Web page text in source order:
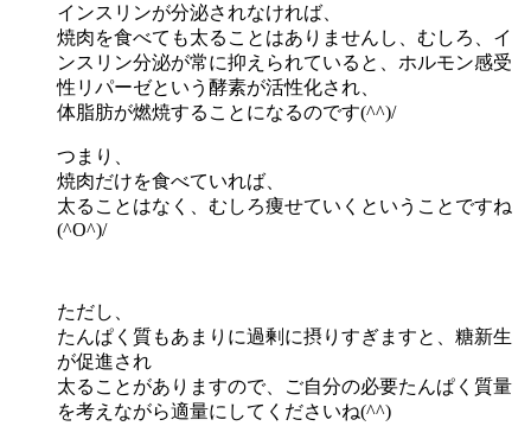
インスリンが分泌されなければ、
焼肉を食べても太ることはありませんし、むしろ、イ
ンスリン分泌が常に抑えられていると、ホルモン感受
性リパーゼという酵素が活性化され、
体脂肪が燃焼することになるのです(^^)/
つまり、
焼肉だけを食べていれば、
太ることはなく、むしろ痩せていくということですね
(^O^)/
ただし、
たんぱく質もあまりに過剰に摂りすぎますと、糖新生
が促進され
太ることがありますので、ご自分の必要たんぱく質量
を考えながら適量にしてくださいね(^^)